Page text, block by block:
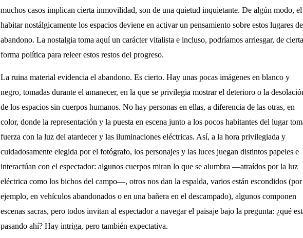
muchos casos implican cierta inmovilidad, son de una quietud inquietante. De algún modo, el
habitar nostálgicamente los espacios deviene en activar un pensamiento sobre estos lugares de
abandono. La nostalgia toma aquí un carácter vitalista e incluso, podríamos arriesgar, de cierta
forma política para releer estos restos del progreso.
La ruina material evidencia el abandono. Es cierto. Hay unas pocas imágenes en blanco y
negro, tomadas durante el amanecer, en la que se privilegia mostrar el deterioro o la
de los espacios sin cuerpos humanos. No hay personas en ellas, a diferencia de las otras, en
color, donde la representación y la puesta en escena junto a los pocos habitantes del lugar
fuerza con la luz del atardecer y las iluminaciones eléctricas. Así, a la hora privilegiada y
cuidadosamente elegida por el fotógrafo, los personajes y las luces juegan distintos papeles e
interactúan con el espectador: algunos cuerpos miran lo que se alumbra —atraídos por la luz
eléctrica como los bichos del campo—, otros nos dan la espalda, varios están escondidos (por
ejemplo, en vehículos abandonados o en una bañera en el descampado), algunos componen
escenas sacras, pero todos invitan al espectador a navegar el paisaje bajo la pregunta: ¿qué
pasando ahí? Hay intriga, pero también expectativa.